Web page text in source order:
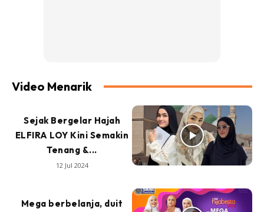
Video Menarik
Sejak Bergelar Hajah
ELFIRA LOY Kini Semakin
Tenang &...
12 Jul 2024
Mega berbelanja, duit